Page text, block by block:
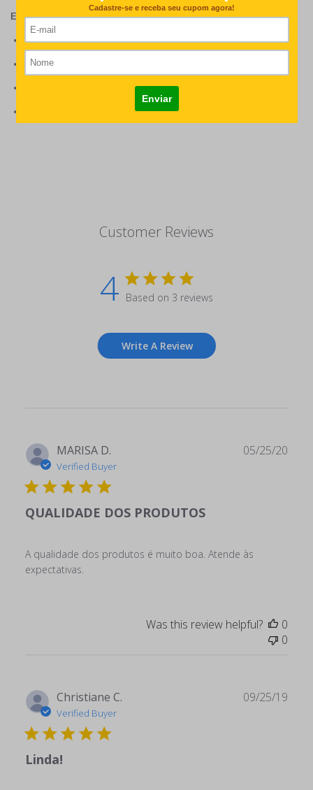
ESPECIFICAÇÕES DO PRODUTO:
Medidas: 38 x 28 x10 cm
Material Oxford;
1 bolso frontal com fechamento em zíper;
2 bolsos laterais com elástico (para levar a garrafinha ou squeeze)
Customer Reviews
4 Based on 3 reviews
Write A Review
MARISA D.
Verified Buyer
QUALIDADE DOS PRODUTOS
A qualidade dos produtos é muito boa. Atende às
expectativas.
05/25/20
Was this review helpful?
0
0
Christiane C.
Verified Buyer
Linda!
09/25/19